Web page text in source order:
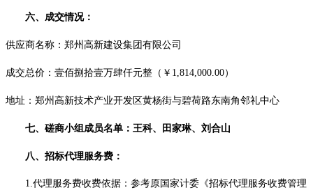
六、成交情况：
供应商名称：郑州高新建设集团有限公司
成交总价：壹佰捌拾壹万肆仟元整（￥ 1,814,000.00）
地址：郑州高新技术产业开发区黄杨街与碧荷路东南角邻礼中心
七、磋商小组成员名单：王科、田家琳、刘合山
八、招标代理服务费：
1.代理服务费收费依据：参考原国家计委《招标代理服务收费管理